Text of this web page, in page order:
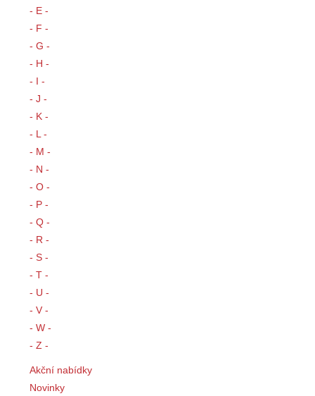
- E -
- F -
- G -
- H -
- I -
- J -
- K -
- L -
- M -
- N -
- O -
- P -
- Q -
- R -
- S -
- T -
- U -
- V -
- W -
- Z -
Akční nabídky
Novinky